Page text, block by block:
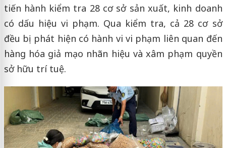
tiến hành kiểm tra 28 cơ sở sản xuất, kinh doanh
có dấu hiệu vi phạm. Qua kiểm tra, cả 28 cơ sở
đều bị phát hiện có hành vi vi phạm liên quan đến
hàng hóa giả mạo nhãn hiệu và xâm phạm quyền
sở hữu trí tuệ.